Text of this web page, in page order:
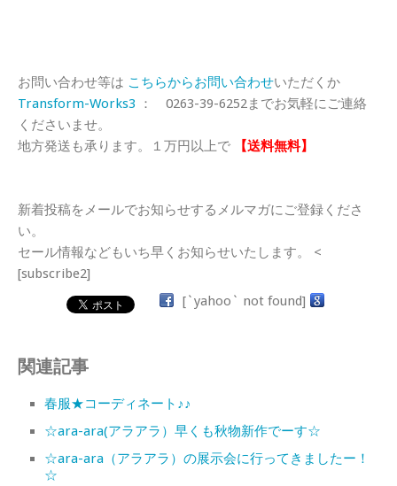
お問い合わせ等は こちらからお問い合わせいただくか
Transform-Works3 ： 0263-39-6252までお気軽にご連絡
くださいませ。
地方発送も承ります。１万円以上で
【送料無料】
新着投稿をメールでお知らせするメルマガにご登録くださ
い。
セール情報などもいち早くお知らせいたします。 <
[subscribe2]
[`yahoo` not found]
関連記事
春服★コーディネート♪♪
☆ara-ara(アラアラ）早くも秋物新作でーす☆
☆ara-ara（アラアラ）の展示会に行ってきましたー！
☆